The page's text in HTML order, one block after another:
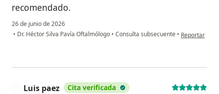
recomendado.
26 de junio de 2026
• Dr. Héctor Silva Pavía Oftalmólogo • Consulta subsecuente • en opinión
Reportar
Luis paez Cita verificada